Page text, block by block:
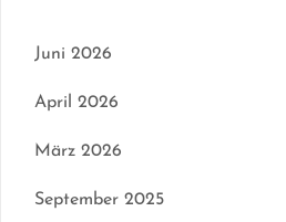
Juni 2026
April 2026
März 2026
September 2025